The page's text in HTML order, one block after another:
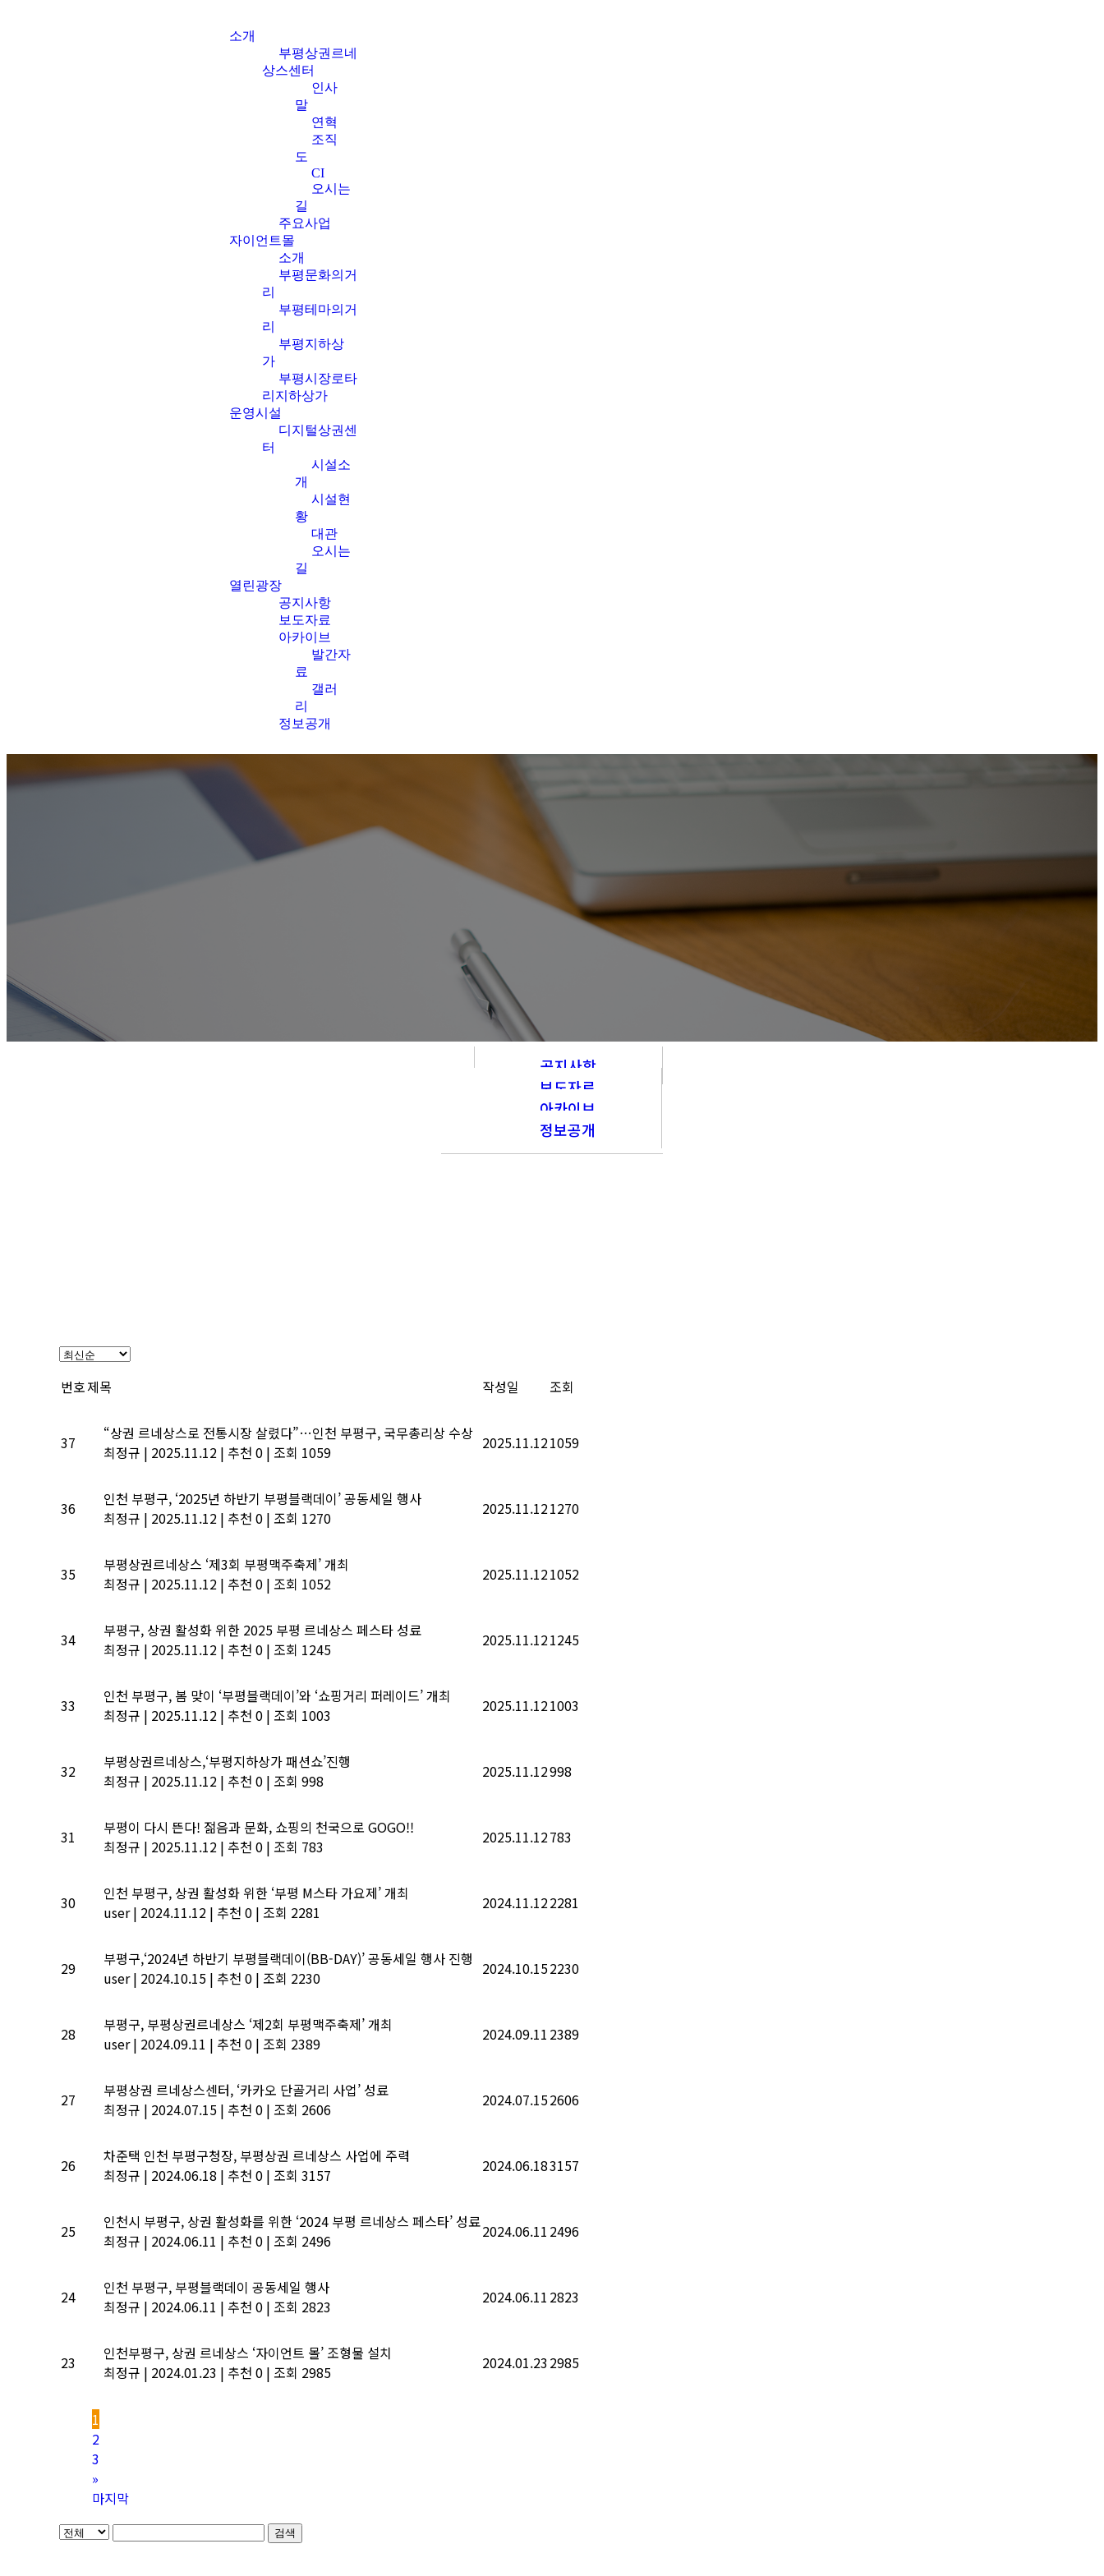
소개
부평상권르네
상스센터
인사
말
연혁
조직
도
CI
오시는
길
주요사업
자이언트몰
소개
부평문화의거
리
부평테마의거
리
부평지하상
가
부평시장로타
리지하상가
운영시설
디지털상권센
터
시설소
개
시설현
황
대관
오시는
길
열린광장
공지사항
보도자료
아카이브
발간자
료
갤러
리
정보공개
공지사항
보도자료
아카이브
정보공개
번호제목 작성일 조회
37
“상권 르네상스로 전통시장 살렸다”…인천 부평구, 국무총리상 수상
최정규 | 2025.11.12 | 추천 0 | 조회 1059 2025.11.121059
36
인천 부평구, ‘2025년 하반기 부평블랙데이’ 공동세일 행사
최정규 | 2025.11.12 | 추천 0 | 조회 1270 2025.11.121270
35
부평상권르네상스 ‘제3회 부평맥주축제’ 개최
최정규 | 2025.11.12 | 추천 0 | 조회 1052 2025.11.121052
34
부평구, 상권 활성화 위한 2025 부평 르네상스 페스타 성료
최정규 | 2025.11.12 | 추천 0 | 조회 1245 2025.11.121245
33
인천 부평구, 봄 맞이 ‘부평블랙데이’와 ‘쇼핑거리 퍼레이드’ 개최
최정규 | 2025.11.12 | 추천 0 | 조회 1003 2025.11.121003
32
부평상권르네상스,‘부평지하상가 패션쇼’진행
최정규 | 2025.11.12 | 추천 0 | 조회 998 2025.11.12998
31
부평이 다시 뜬다! 젊음과 문화, 쇼핑의 천국으로 GOGO!!
최정규 | 2025.11.12 | 추천 0 | 조회 783 2025.11.12783
30
인천 부평구, 상권 활성화 위한 ‘부평 M스타 가요제’ 개최
user | 2024.11.12 | 추천 0 | 조회 2281 2024.11.122281
29
부평구,‘2024년 하반기 부평블랙데이(BB-DAY)’ 공동세일 행사 진행
user | 2024.10.15 | 추천 0 | 조회 2230 2024.10.152230
28
부평구, 부평상권르네상스 ‘제2회 부평맥주축제’ 개최
user | 2024.09.11 | 추천 0 | 조회 2389 2024.09.11 2389
27
부평상권 르네상스센터, ‘카카오 단골거리 사업’ 성료
최정규 | 2024.07.15 | 추천 0 | 조회 2606 2024.07.152606
26
차준택 인천 부평구청장, 부평상권 르네상스 사업에 주력
최정규 | 2024.06.18 | 추천 0 | 조회 3157 2024.06.183157
25
인천시 부평구, 상권 활성화를 위한 ‘2024 부평 르네상스 페스타’ 성료
최정규 | 2024.06.11 | 추천 0 | 조회 2496 2024.06.11 2496
24
인천 부평구, 부평블랙데이 공동세일 행사
최정규 | 2024.06.11 | 추천 0 | 조회 2823 2024.06.11 2823
23
인천부평구, 상권 르네상스 ‘자이언트 몰’ 조형물 설치
최정규 | 2024.01.23 | 추천 0 | 조회 2985 2024.01.232985
1
2
3
»
마지막
검색